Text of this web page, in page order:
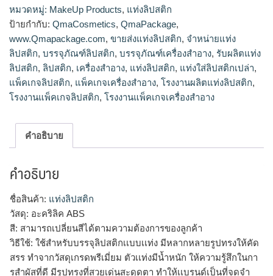
โรงงานผลิตแท่งลิปสติก,จำหน่ายแท่งลิปสติก,รับผลิตแท่ง
ลิปสติก,ขายส่งแท่งลิปสติก
หมวดหมู่: MakeUp Products, แท่งลิปสติก
ป้ายกำกับ: QmaCosmetics, QmaPackage,
www.Qmapackage.com, ขายส่งแท่งลิปสติก, จำหน่ายแท่ง
ลิปสติก, บรรจุภัณฑ์ลิปสติก, บรรจุภัณฑ์เครื่องสำอาง, รับผลิตแท่ง
ลิปสติก, ลิปสติก, เครื่องสำอาง, แท่งลิปสติก, แท่งใส่ลิปสติกเปล่า,
แพ็คเกจลิปสติก, แพ็คเกจเครื่องสำอาง, โรงงานผลิตแท่งลิปสติก,
โรงงานแพ็คเกจลิปสติก, โรงงานแพ็คเกจเครื่องสำอาง
คำอธิบาย
คำอธิบาย
ชื่อสินค้า: แท่งลิปสติก
วัสดุ: อะคริลิค ABS
สี: สามารถเปลี่ยนสีได้ตามความต้องการของลูกค้า
วิธีใช้: ใช้สำหรับบรรจุลิปสติกเเบบเเท่ง มีหลากหลายรูปทรงให้คัด
สรร ทำจากวัสดุเกรดพรีเมี่ยม ตัวเเท่งมีน้ำหนัก ให้ความรู้สึกในกา
รสำผัสที่ดี มีรูปทรงที่สวยเด่นสะดุดตา ทำให้เเบรนด์เป็นที่จดจำ